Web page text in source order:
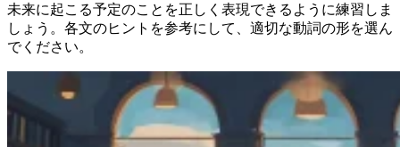
未来に起こる予定のことを正しく表現できるように練習しま
しょう。各文のヒントを参考にして、適切な動詞の形を選ん
でください。